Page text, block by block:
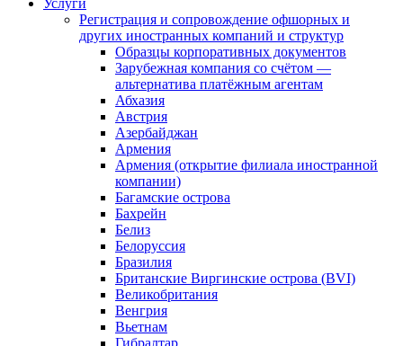
Услуги
Регистрация и сопровождение офшорных и
других иностранных компаний и структур
Образцы корпоративных документов
Зарубежная компания со счётом —
альтернатива платёжным агентам
Абхазия
Австрия
Азербайджан
Армения
Армения (открытие филиала иностранной
компании)
Багамские острова
Бахрейн
Белиз
Белоруссия
Бразилия
Британские Виргинские острова (BVI)
Великобритания
Венгрия
Вьетнам
Гибралтар